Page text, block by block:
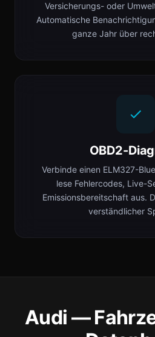
Versicherungs- oder
Automatische
ganze Jahr über
OBD2-
Verbinde einen ELM327-
lese Fehlercodes, Live-
Emissionsbereitschaft aus.
verständlicher
Audi —